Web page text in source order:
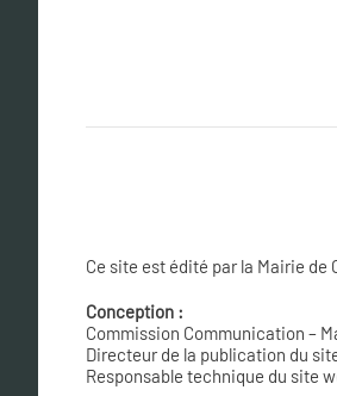
Ce site est édité par la Mairie de
Conception :
Commission Communication –
Directeur de la publication du
Responsable technique du site